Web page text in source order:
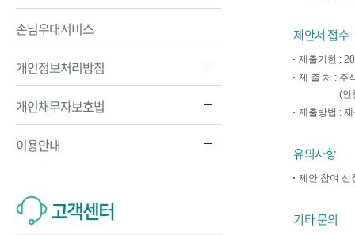
손님우대서비스
개인정보처리방침
개인채무자보호법
이용안내
고객센터
제안서 접수
제출기한 :
제 출 처 : 주
(인
제출방법 :
유의사항
제안 참여 신
기타 문의